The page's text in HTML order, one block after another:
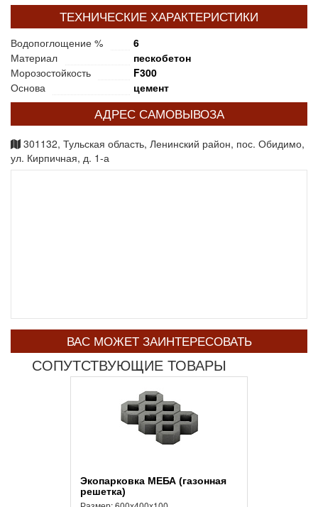
ТЕХНИЧЕСКИЕ ХАРАКТЕРИСТИКИ
Водопоглощение %
6
Материал
пескобетон
Морозостойкость
F300
Основа
цемент
АДРЕС САМОВЫВОЗА
301132, Тульская область, Ленинский район, пос. Обидимо,
ул. Кирпичная, д. 1-а
ВАС МОЖЕТ ЗАИНТЕРЕСОВАТЬ
СОПУТСТВУЮЩИЕ ТОВАРЫ
Экопарковка МЕБА (газонная
решетка)